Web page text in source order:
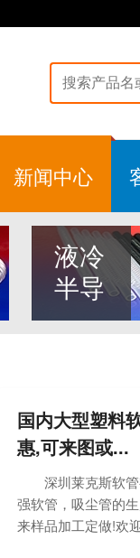
新闻中心
液冷
半导
国内大型塑料
惠,可来图或...
深圳莱克斯软管
强软管，吸尘管的
来样品加工定做!欢